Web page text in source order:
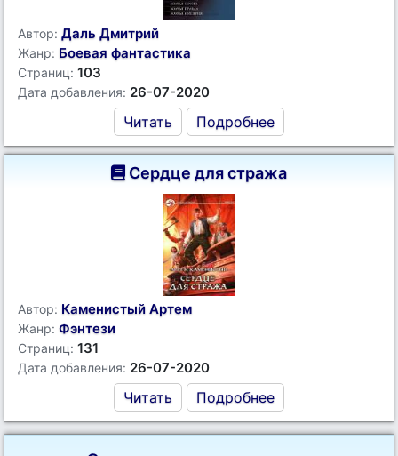
Автор: Даль Дмитрий
Жанр: Боевая фантастика
Страниц: 103
Дата добавления: 26-07-2020
Читать Подробнее
Сердце для стража
Автор: Каменистый Артем
Жанр: Фэнтези
Страниц: 131
Дата добавления: 26-07-2020
Читать Подробнее